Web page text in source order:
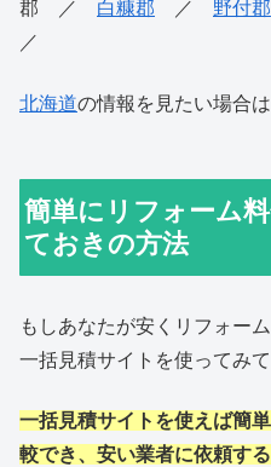
郡 ／ 白糠郡 ／ 野付郡
／
北海道の情報を見たい場合
簡単にリフォーム
ておきの方法
もしあなたが安くリフォー
一括見積サイトを使ってみて
一括見積サイトを使えば簡
較でき、安い業者に依頼す